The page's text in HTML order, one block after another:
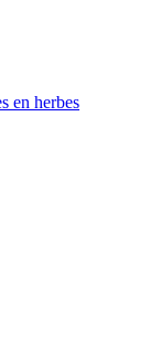
en herbes